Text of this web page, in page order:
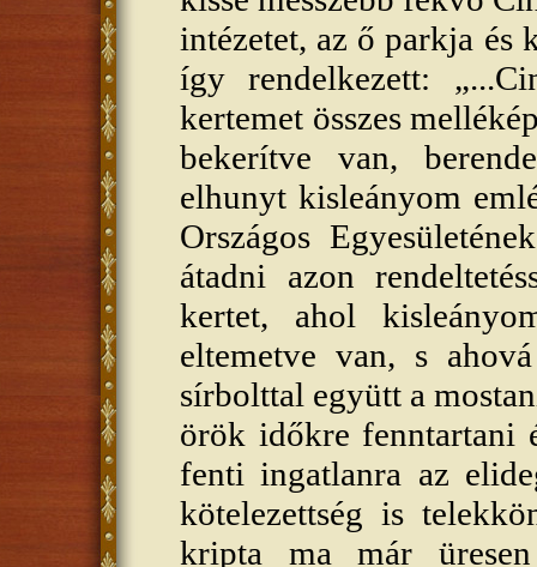
intézetet, az ő parkja és
így rendelkezett:
kertemet összes
bekerítve van,
elhunyt kisleányom
Országos
átadni azon
kertet, ahol
eltemetve van, s
sírbolttal együtt a
örök időkre fenntartani
fenti ingatlanra az
kötelezettség is
kripta ma már